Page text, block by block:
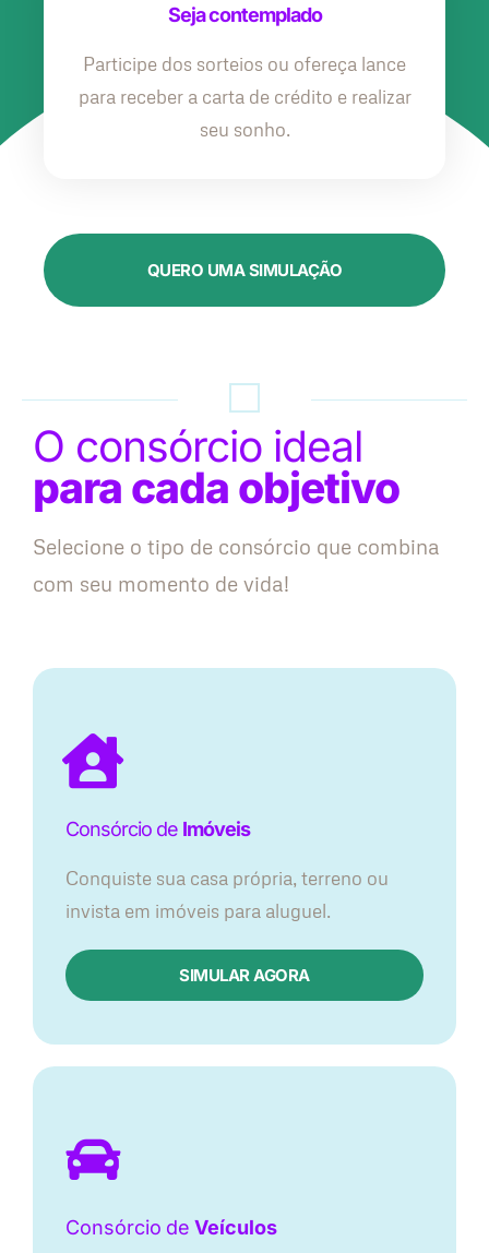
Seja contemplado
Participe dos sorteios ou ofereça lance
para receber a carta de crédito e realizar
seu sonho.
QUERO UMA SIMULAÇÃO
O consórcio ideal
para cada objetivo
Selecione o tipo de consórcio que combina
com seu momento de vida!
Consórcio de Imóveis
Conquiste sua casa própria, terreno ou
invista em imóveis para aluguel.
SIMULAR AGORA​
Consórcio de Veículos